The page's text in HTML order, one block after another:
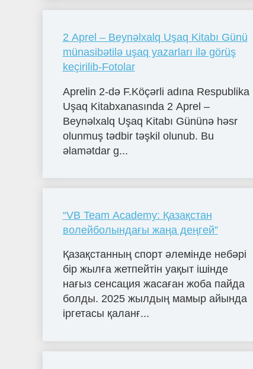
2 Aprel – Beynəlxalq Uşaq Kitabı Günü
münasibətilə uşaq yazarları ilə görüş
keçirilib-Fotolar
Aprelin 2-də F.Köçərli adına Respublika
Uşaq Kitabxanasında 2 Aprel –
Beynəlxalq Uşaq Kitabı Gününə həsr
olunmuş tədbir təşkil olunub. Bu
əlamətdar g...
“VB Team Academy: Қазақстан
волейболындағы жаңа деңгей”
Қазақстанның спорт әлемінде небәрі
бір жылға жетпейтін уақыт ішінде
нағыз сенсация жасаған жоба пайда
болды. 2025 жылдың мамыр айында
іргетасы қаланғ...